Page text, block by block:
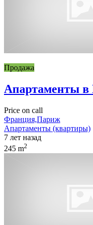
Продажа
Апартаменты
Price on call
Франция,Париж
Апартаменты (квартиры)
7 лет назад
245 m2